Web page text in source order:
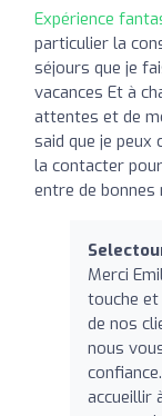
Expérience
particulier la
séjours que je
vacances Et à
attentes et de
said que je
la contacter
entre de bonnes
Merci
touche
de nos
nous
accueillir